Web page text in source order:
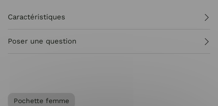
Caractéristiques
Poser une question
Pochette femme